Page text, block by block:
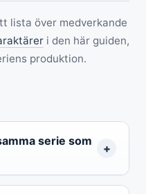
lista över medverkande
i den här guiden,
produktion.
serie som